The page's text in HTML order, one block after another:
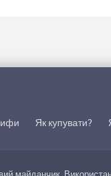
Як купувати?